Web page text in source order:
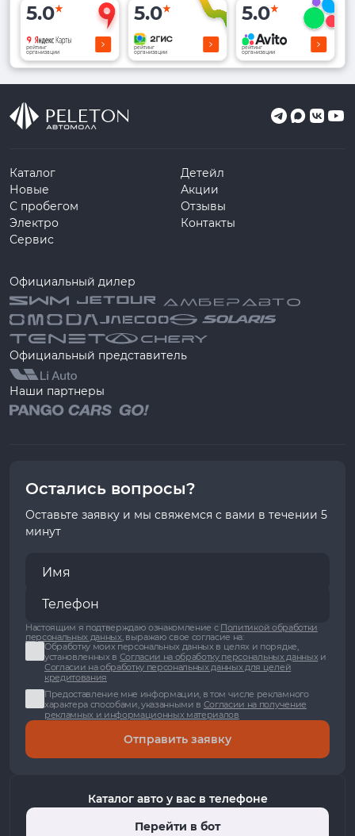
5.0
рейтинг
организации
5.0
рейтинг
организации
5.0
рейтинг
организации
Каталог
Новые
С пробегом
Электро
Сервис
Детейл
Акции
Отзывы
Контакты
Официальный дилер
Официальный представитель
Наши партнеры
Остались вопросы?
Оставьте заявку и мы свяжемся с вами в течении 5
минут
Настоящим я подтверждаю ознакомление с Политикой обработки
персональных данных, выражаю свое согласие на:
Обработку моих персональных данных в целях и порядке,
установленных в Согласии на обработку персональных данныхи
Согласии на обработку персональных данных для целей
кредитования
Предоставление мне информации, в том числе рекламного
характера способами, указанными в Согласии на получение
рекламных и информационных материалов
Отправить заявку
Каталог авто у вас в телефоне
Перейти в бот